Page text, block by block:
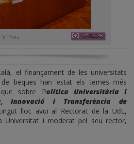
V Pou
el finançament de les universitats
beques han estat els temes més
sobre Política Universitària i
Innovació i Transferència de
lloc avui al Rectorat de la UdL,
Universitat i moderat pel seu rector,